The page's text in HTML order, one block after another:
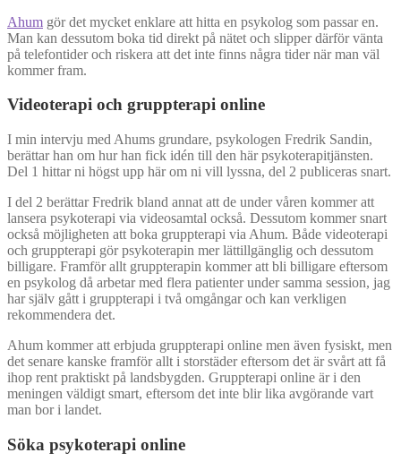
Ahum gör det mycket enklare att hitta en psykolog som passar en.
Man kan dessutom boka tid direkt på nätet och slipper därför vänta
på telefontider och riskera att det inte finns några tider när man väl
kommer fram.
Videoterapi och gruppterapi online
I min intervju med Ahums grundare, psykologen Fredrik Sandin,
berättar han om hur han fick idén till den här psykoterapitjänsten.
Del 1 hittar ni högst upp här om ni vill lyssna, del 2 publiceras snart.
I del 2 berättar Fredrik bland annat att de under våren kommer att
lansera psykoterapi via videosamtal också. Dessutom kommer snart
också möjligheten att boka gruppterapi via Ahum. Både videoterapi
och gruppterapi gör psykoterapin mer lättillgänglig och dessutom
billigare. Framför allt gruppterapin kommer att bli billigare eftersom
en psykolog då arbetar med flera patienter under samma session, jag
har själv gått i gruppterapi i två omgångar och kan verkligen
rekommendera det.
Ahum kommer att erbjuda gruppterapi online men även fysiskt, men
det senare kanske framför allt i storstäder eftersom det är svårt att få
ihop rent praktiskt på landsbygden. Gruppterapi online är i den
meningen väldigt smart, eftersom det inte blir lika avgörande vart
man bor i landet.
Söka psykoterapi online